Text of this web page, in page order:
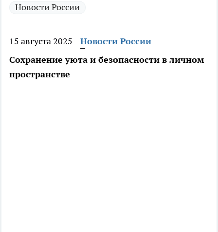
Новости России
15 августа 2025
Новости России
Сохранение уюта и безопасности в личном
пространстве